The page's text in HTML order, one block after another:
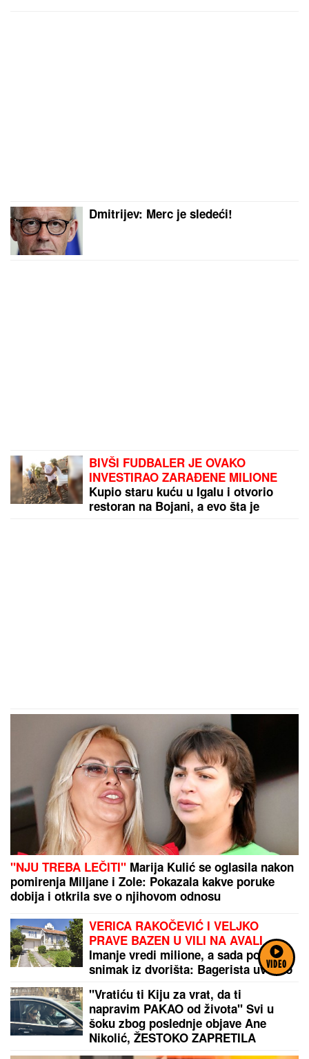
VIDEO
Dmitrijev: Merc je sledeći!
BIVŠI FUDBALER JE OVAKO
INVESTIRAO ZARAĐENE MILIONE
Kupio staru kuću u Igalu i otvorio
restoran na Bojani, a evo šta je
"NJU TREBA LEČITI" Marija Kulić se oglasila nakon
pomirenja Miljane i Zole: Pokazala kakve poruke
dobija i otkrila sve o njihovom odnosu
VERICA RAKOČEVIĆ I VELJKO
PRAVE BAZEN U VILI NA AVALI
Imanje vredi milione, a sada podelili
snimak iz dvorišta: Bagerista uveliko
"Vratiću ti Kiju za vrat, da ti
napravim PAKAO od života" Svi u
šoku zbog poslednje objave Ane
Nikolić, ŽESTOKO ZAPRETILA
SLOBINOJ ŽENI: "UNIŠTIĆU TI